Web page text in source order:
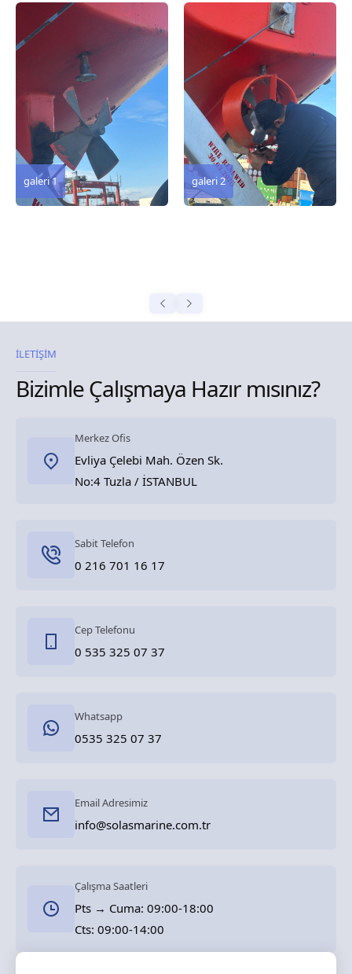
galeri 2
galeri 3
İLETİŞİM
Bizimle Çalışmaya Hazır mısınız?
Merkez Ofis
Evliya Çelebi Mah. Özen Sk.
No:4 Tuzla / İSTANBUL
Sabit Telefon
0 216 701 16 17
Cep Telefonu
0 535 325 07 37
Whatsapp
0535 325 07 37
Email Adresimiz
info@solasmarine.com.tr
Çalışma Saatleri
Pts → Cuma: 09:00-18:00
Cts: 09:00-14:00